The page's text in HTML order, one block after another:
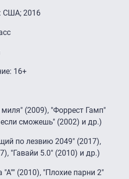
США; 2016
16+
(2009), "Форрест Гамп"
сможешь" (2002) и др.)
по лезвию 2049" (2017),
"Гавайи 5.0" (2010) и др.)
(2010), "Плохие парни 2"